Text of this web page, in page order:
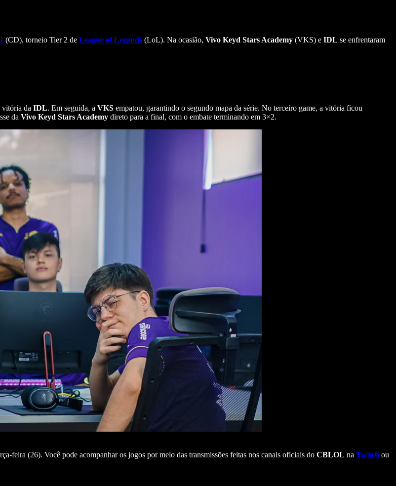
(CD), torneio Tier 2 de League of Legends (LoL). Na ocasião, Vivo Keyd Stars Academy (VKS) e IDL se enfrentaram
vitória da IDL. Em seguida, a VKS empatou, garantindo o segundo mapa da série. No terceiro game, a vitória ficou
da Vivo Keyd Stars Academy direto para a final, com o embate terminando em 3×2.
feira (26). Você pode acompanhar os jogos por meio das transmissões feitas nos canais oficiais do CBLOL na Twitch ou